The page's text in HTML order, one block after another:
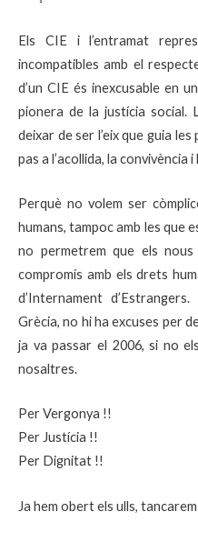
Els CIE i l’entramat
incompatibles amb el
d’un CIE és inexcusable en
pionera de la justícia social.
deixar de ser l’eix que guia
pas a l’acollida, la
Perquè no volem ser
humans, tampoc amb les que
no permetrem que els
compromís amb els drets
d’Internament
Grècia, no hi ha excuses per
ja va passar el 2006, si no
nosaltres.
Per Vergonya !!
Per Justícia !!
Per Dignitat !!
Ja hem obert els ulls,